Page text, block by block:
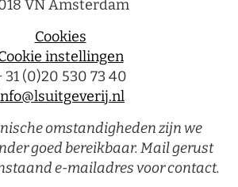
VN Amsterdam
Cookies
instellingen
31 (0)20 530 73 40
omstandigheden zijn we
goed bereikbaar. Mail gerust
e-mailadres voor contact.